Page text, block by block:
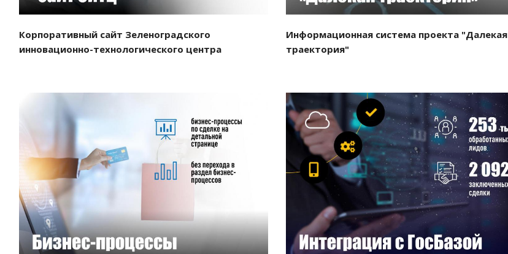
Корпоративный сайт Зеленоградского
инновационно-технологического центра
Информационная система проекта "Далекая
траектория"
Смотреть проект